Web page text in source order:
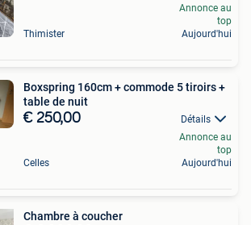
Thimister
Annonce au
top
Aujourd'hui
Boxspring 160cm + commode 5 tiroirs +
table de nuit
€ 250,00 Détails
Celles
Annonce au
top
Aujourd'hui
Chambre à coucher